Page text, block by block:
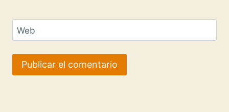
Web